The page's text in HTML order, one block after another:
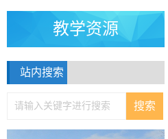
教学资源
站内搜索